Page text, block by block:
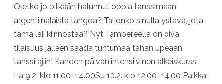
Oletko jo pitkään halunnut oppia tanssimaan
argentiinalaista tangoa? Tai onko sinulla ystävä, jota
tämä laji kiinnostaa? Nyt Tampereella on oiva
tilaisuus jälleen saada tuntumaa tähän upeaan
tanssilajiin! Kahden päivän intensiivinen alkeiskurssi
La 9.2. klo 11.00–14.00Su 10.2. klo 12.00–14.00 Paikka: